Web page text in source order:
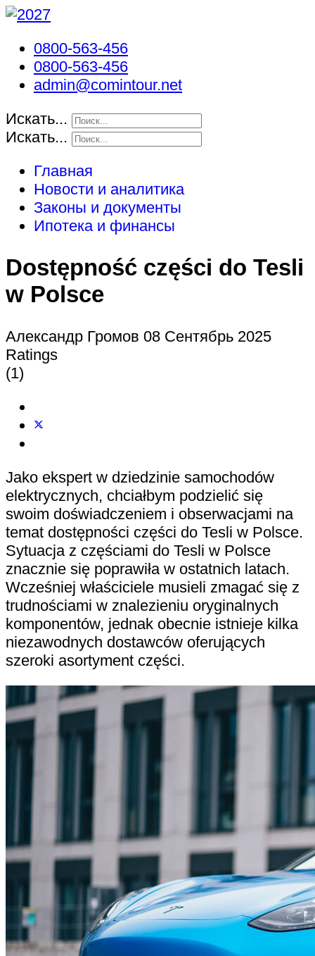
0800-563-456
0800-563-456
admin@comintour.net
Искать...
Искать...
Главная
Новости и аналитика
Законы и документы
Ипотека и финансы
Dostępność części do Tesli
w Polsce
Александр Громов 08 Сентябрь 2025
Ratings
(1)
Jako ekspert w dziedzinie samochodów
elektrycznych, chciałbym podzielić się
swoim doświadczeniem i obserwacjami na
temat dostępności części do Tesli w Polsce.
Sytuacja z częściami do Tesli w Polsce
znacznie się poprawiła w ostatnich latach.
Wcześniej właściciele musieli zmagać się z
trudnościami w znalezieniu oryginalnych
komponentów, jednak obecnie istnieje kilka
niezawodnych dostawców oferujących
szeroki asortyment części.